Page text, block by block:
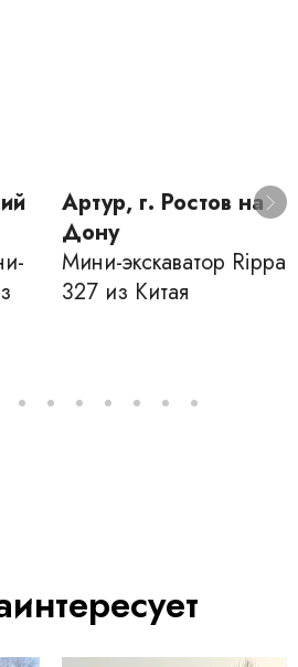
Артур, г. Ростов на
Дону
Мини-экскаватор Rippa
327 из Китая